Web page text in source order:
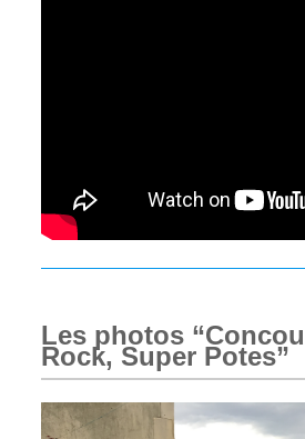
Les photos
Rock, Super Potes”